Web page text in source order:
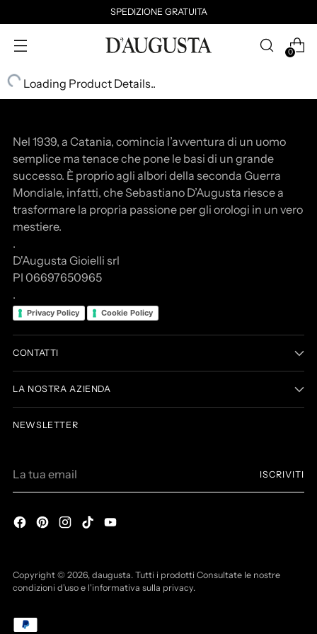
SPEDIZIONE GRATUITA
0
Loading Product Details..
Nel 1939, a Catania, comincia l’avventura di un uomo
semplice ma tenace che pone le basi di un grande
successo. È proprio agli albori della seconda Guerra
Mondiale, infatti, che Sebastiano D’Augusta riesce a
trasformare la propria passione per gli orologi in un vero
mestiere.
.
D'Augusta Gioielli srl
PI 06697650965
.
Privacy Policy Cookie Policy
CONTATTI
LA NOSTRA AZIENDA
NEWSLETTER
tua
ISCRIVITI
Copyright © 2026, daugusta. Tutti i prodotti Consultate le nostre
condizioni d'uso e l'informativa sulla privacy.